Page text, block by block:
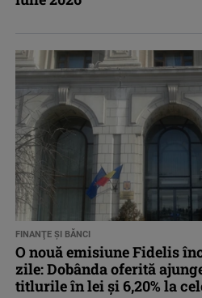
FINANŢE ŞI BĂNCI
O nouă emisiune Fidelis
zile: Dobânda oferită
titlurile în lei și 6,20% la